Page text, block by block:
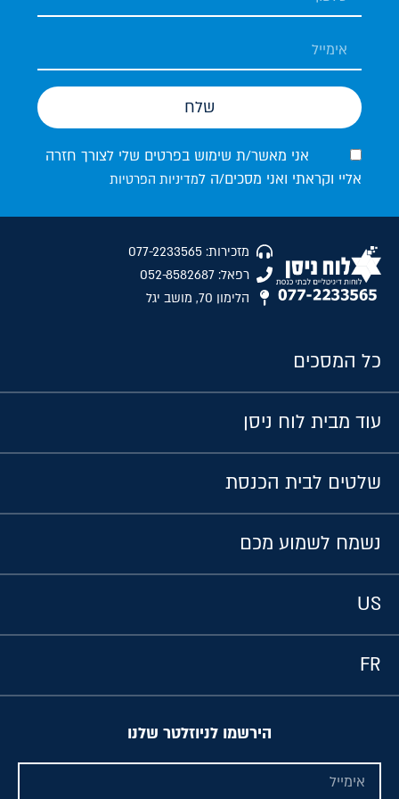
אני מאשר/ת שימוש בפרטים שלי לצורך חזרה
אליי וקראתי ואני מסכים/ה למדיניות הפרטיות
שלח
מזכירות: 077-2233565
רפאל: 052-8582687
הלימון 70, מושב יגל
כל המסכים
עוד מבית לוח ניסן
שלטים לבית הכנסת
נשמח לשמוע מכם
US
FR
הירשמו לניוזלטר שלנו